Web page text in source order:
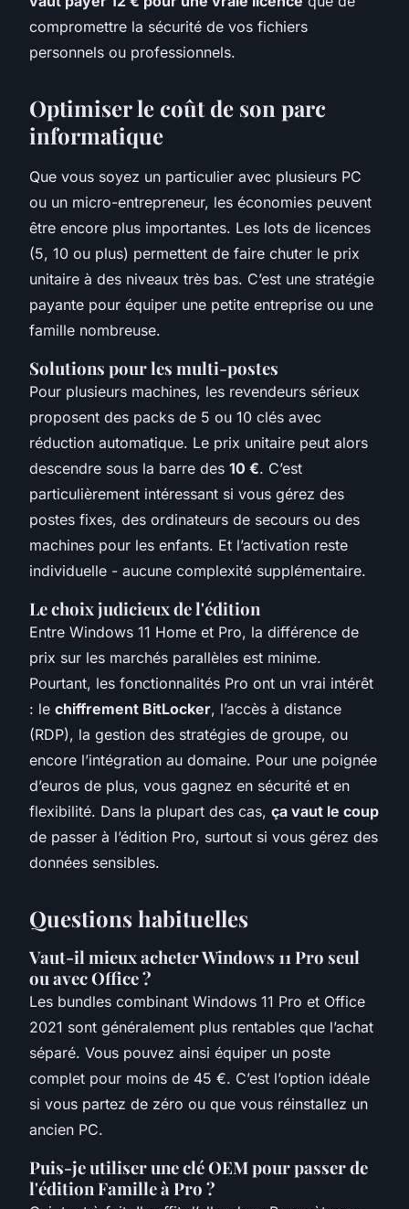
compromettre la sécurité de vos fichiers
personnels ou professionnels.
Optimiser le coût de son parc
informatique
Que vous soyez un particulier avec plusieurs PC
ou un micro-entrepreneur, les économies peuvent
être encore plus importantes. Les lots de licences
(5, 10 ou plus) permettent de faire chuter le prix
unitaire à des niveaux très bas. C’est une stratégie
payante pour équiper une petite entreprise ou une
famille nombreuse.
Solutions pour les multi-postes
Pour plusieurs machines, les revendeurs sérieux
proposent des packs de 5 ou 10 clés avec
réduction automatique. Le prix unitaire peut alors
descendre sous la barre des 10 €. C’est
particulièrement intéressant si vous gérez des
postes fixes, des ordinateurs de secours ou des
machines pour les enfants. Et l’activation reste
individuelle - aucune complexité supplémentaire.
Le choix judicieux de l'édition
Entre Windows 11 Home et Pro, la différence de
prix sur les marchés parallèles est minime.
Pourtant, les fonctionnalités Pro ont un vrai intérêt
: le chiffrement BitLocker, l’accès à distance
(RDP), la gestion des stratégies de groupe, ou
encore l’intégration au domaine. Pour une poignée
d’euros de plus, vous gagnez en sécurité et en
flexibilité. Dans la plupart des cas, ça vaut le coup
de passer à l’édition Pro, surtout si vous gérez des
données sensibles.
Questions habituelles
Vaut-il mieux acheter Windows 11 Pro seul
ou avec Office ?
Les bundles combinant Windows 11 Pro et Office
2021 sont généralement plus rentables que l’achat
séparé. Vous pouvez ainsi équiper un poste
complet pour moins de 45 €. C’est l’option idéale
si vous partez de zéro ou que vous réinstallez un
ancien PC.
Puis-je utiliser une clé OEM pour passer de
l'édition Famille à Pro ?